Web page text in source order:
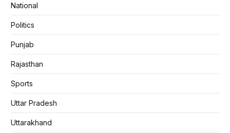
National
Politics
Punjab
Rajasthan
Sports
Uttar Pradesh
Uttarakhand